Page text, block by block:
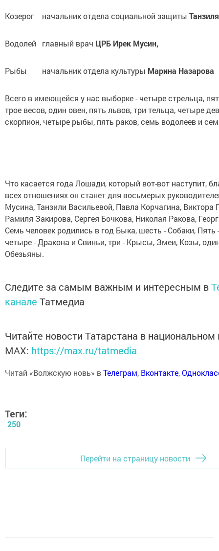
Козерог начальник отдела социальной защиты
Водолей главный врач ЦРБ Ирек Мусин,
Рыбы начальник отдела культуры Марина Назарова
Всего в имеющейся у нас выборке - четыре стрельца,
трое весов, один овен, пять львов, три тельца, четыре
скорпион, четыре рыбы, пять раков, семь водолеев и
Что касается года Лошади, который вот-вот наступит,
всех отношениях он станет для восьмерых
Мусина, Танзили Васильевой, Павла Корчагина, Виктора
Рамиля Закирова, Сергея Бочкова, Николая Ракова,
Семь человек родились в год Быка, шесть - Собаки, Пять
четыре - Дракона и Свиньи, три - Крысы, Змеи, Козы,
Обезьяны.
Следите за самым важным и интересным в
канале Татмедиа
Читайте новости Татарстана в
MАХ: https://max.ru/tatmedia
Читай «Волжскую новь» вТелеграм, Вконтакте,
Теги:
250
Перейти на страницу новости